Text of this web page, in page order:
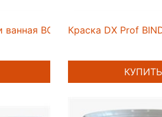
ванная BC 0,9лКраска DX Prof
КУПИТЬ